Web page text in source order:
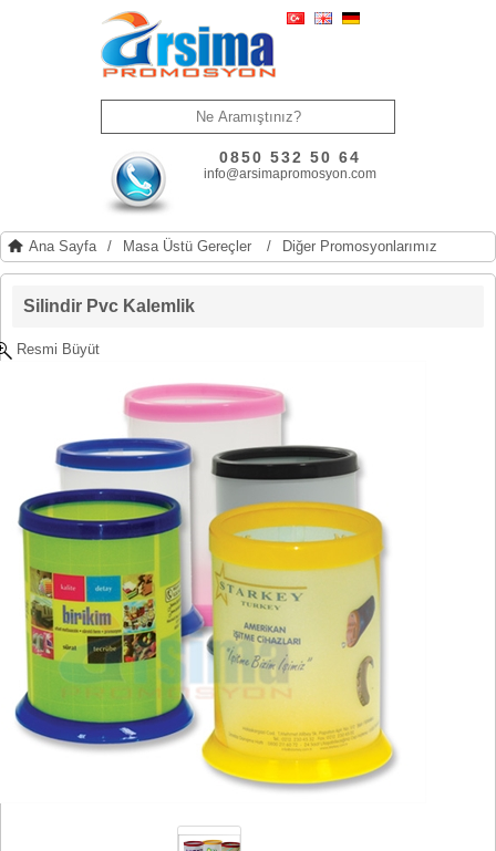
0850 532 50 64
info@arsimapromosyon.com
Ana Sayfa / Masa Üstü Gereçler / Diğer Promosyonlarımız
Silindir Pvc Kalemlik
Resmi Büyüt